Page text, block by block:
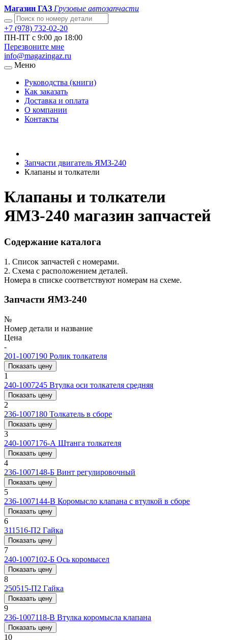
Магазин ГАЗ Грузовые автозапчасти
+7 (978) 732-02-20
ПН-ПТ с 9:00 до 18:00
Перезвоните мне
info@magazingaz.ru
Меню
Руководства (книги)
Как заказать
Доставка и оплата
О компании
Контакты
Запчасти двигатель ЯМЗ-240
Клапаны и толкатели
Клапаны и толкатели
ЯМЗ-240 магазин запчастей
Содержание каталога
1. Список запчастей с номерами.
2. Схема с расположением деталей.
Номера в списке соответствуют номерам на схеме.
Запчасти ЯМЗ-240
№
Номер детали и название
Цена
-
201-1007190 Ролик толкателя
Показать цену
1
240-1007245 Втулка оси толкателя средняя
Показать цену
2
236-1007180 Толкатель в сборе
Показать цену
3
240-1007176-А Штанга толкателя
Показать цену
4
236-1007148-Б Винт регулировочный
Показать цену
5
236-1007144-В Коромысло клапана с втулкой в сборе
Показать цену
6
311516-П2 Гайка
Показать цену
7
240-1007102-Б Ось коромысел
Показать цену
8
250515-П2 Гайка
Показать цену
9
236-1007118-В Втулка коромысла клапана
Показать цену
10